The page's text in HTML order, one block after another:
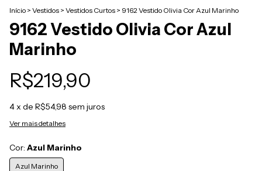
Início > Vestidos > Vestidos Curtos > 9162 Vestido Olivia Cor Azul Marinho
9162 Vestido Olivia Cor Azul
Marinho
R$219,90
4x de R$54,98 sem juros
Ver mais detalhes
Cor: Azul Marinho
Azul Marinho